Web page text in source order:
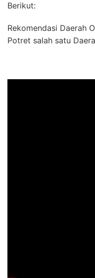
Berikut:
Rekomendasi Daerah
Potret salah satu